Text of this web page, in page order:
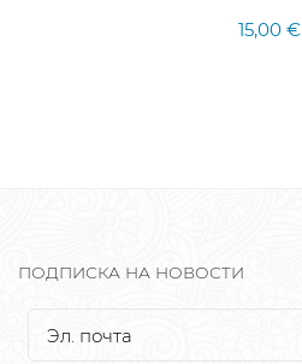
15,00 €
ПОДПИСКА НА НОВОСТИ